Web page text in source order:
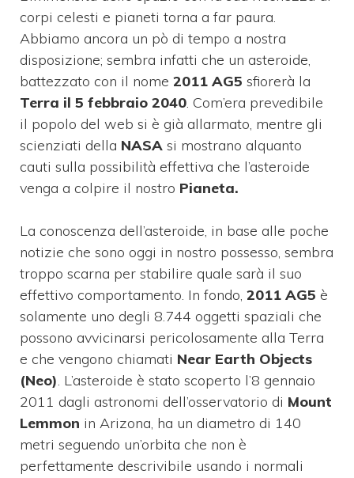
corpi celesti e pianeti torna a far paura.
Abbiamo ancora un pò di tempo a nostra
disposizione; sembra infatti che un asteroide,
battezzato con il nome 2011 AG5 sfiorerà la
Terra il 5 febbraio 2040. Com’era prevedibile
il popolo del web si è già allarmato, mentre gli
scienziati della NASA si mostrano alquanto
cauti sulla possibilità effettiva che l’asteroide
venga a colpire il nostro Pianeta.
La conoscenza dell’asteroide, in base alle poche
notizie che sono oggi in nostro possesso, sembra
troppo scarna per stabilire quale sarà il suo
effettivo comportamento. In fondo, 2011 AG5 è
solamente uno degli 8.744 oggetti spaziali che
possono avvicinarsi pericolosamente alla Terra
e che vengono chiamati Near Earth Objects
(Neo). L’asteroide è stato scoperto l’8 gennaio
2011 dagli astronomi dell’osservatorio di Mount
Lemmon in Arizona, ha un diametro di 140
metri seguendo un’orbita che non è
perfettamente descrivibile usando i normali